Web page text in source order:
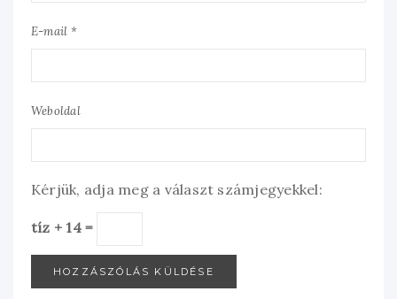
E-mail *
Weboldal
Kérjük, adja meg a választ számjegyekkel:
tíz + 14 =